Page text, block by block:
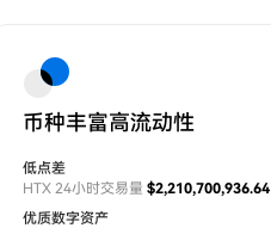
币种丰富高流动性
低点差
HTX 24小时交易量 $2,210,700,936.64
优质数字资产